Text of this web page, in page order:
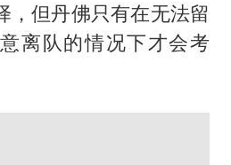
，但丹佛只有在无法留
离队的情况下才会考